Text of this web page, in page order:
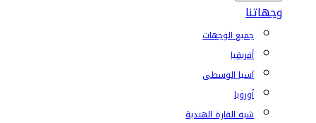
وجهاتنا
جميع الوجهات
أفريقيا
آسيا الوسطى
أوروبا
شبه القارة الهندية